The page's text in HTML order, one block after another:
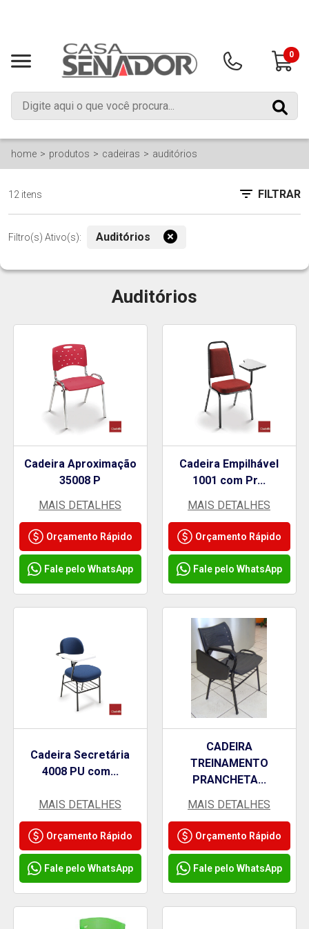
0
home produtos cadeiras auditórios
12 itens FILTRAR
Filtro(s) Ativo(s): Auditórios
Auditórios
Cadeira Aproximação
35008 P
MAIS DETALHES
Orçamento Rápido
Fale pelo WhatsApp
Cadeira Empilhável
1001 com Pr...
MAIS DETALHES
Orçamento Rápido
Fale pelo WhatsApp
Cadeira Secretária
4008 PU com...
MAIS DETALHES
Orçamento Rápido
Fale pelo WhatsApp
CADEIRA
TREINAMENTO
PRANCHETA...
MAIS DETALHES
Orçamento Rápido
Fale pelo WhatsApp